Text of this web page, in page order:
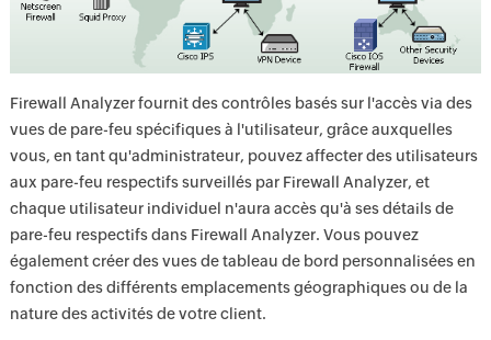
Firewall Analyzer fournit des contrôles basés sur l'accès via des
vues de pare-feu spécifiques à l'utilisateur, grâce auxquelles
vous, en tant qu'administrateur, pouvez affecter des utilisateurs
aux pare-feu respectifs surveillés par Firewall Analyzer, et
chaque utilisateur individuel n'aura accès qu'à ses détails de
pare-feu respectifs dans Firewall Analyzer. Vous pouvez
également créer des vues de tableau de bord personnalisées en
fonction des différents emplacements géographiques ou de la
nature des activités de votre client.